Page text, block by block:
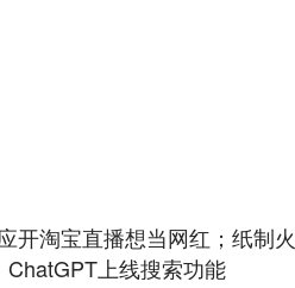
开淘宝直播想当网红；纸制
上线搜索功能